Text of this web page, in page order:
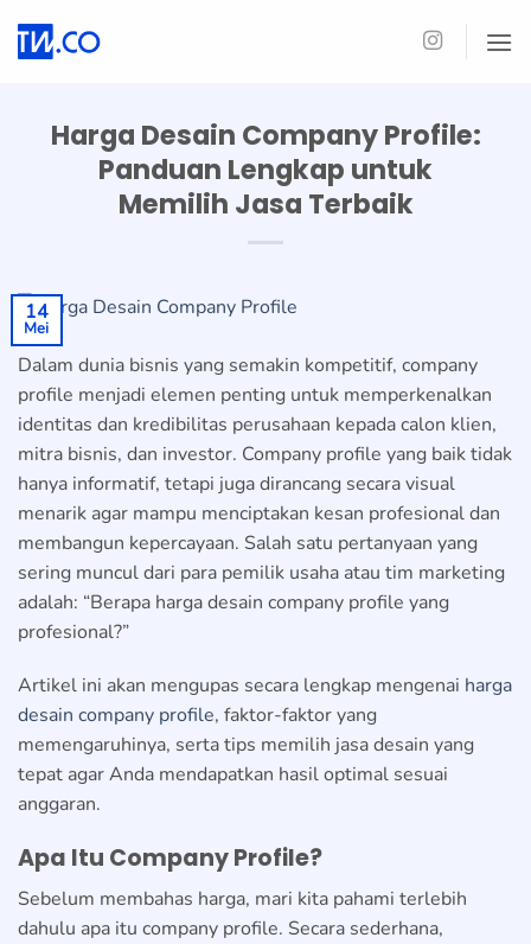
Harga Desain Company Profile:
Panduan Lengkap untuk
Memilih Jasa Terbaik
14
Mei
Dalam dunia bisnis yang semakin kompetitif, company
profile menjadi elemen penting untuk memperkenalkan
identitas dan kredibilitas perusahaan kepada calon klien,
mitra bisnis, dan investor. Company profile yang baik tidak
hanya informatif, tetapi juga dirancang secara visual
menarik agar mampu menciptakan kesan profesional dan
membangun kepercayaan. Salah satu pertanyaan yang
sering muncul dari para pemilik usaha atau tim marketing
adalah: “Berapa harga desain company profile yang
profesional?”
Artikel ini akan mengupas secara lengkap mengenai harga
desain company profile, faktor-faktor yang
memengaruhinya, serta tips memilih jasa desain yang
tepat agar Anda mendapatkan hasil optimal sesuai
anggaran.
Apa Itu Company Profile?
Sebelum membahas harga, mari kita pahami terlebih
dahulu apa itu company profile. Secara sederhana,